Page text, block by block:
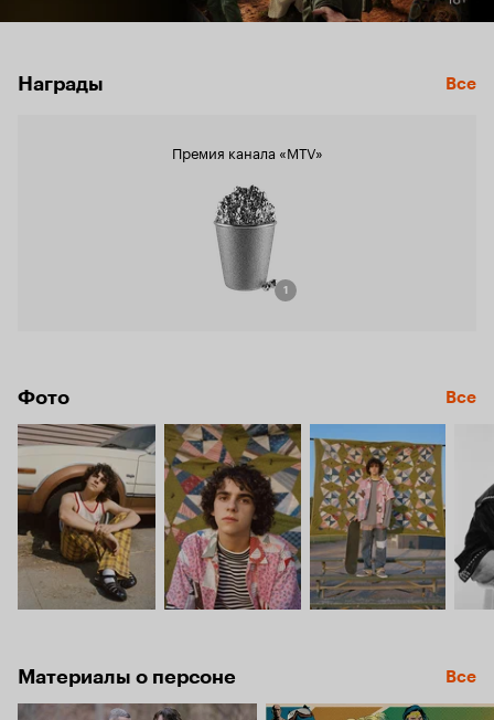
Награды Все
Премия канала «MTV»
1
Фото Все
Материалы о персоне Все